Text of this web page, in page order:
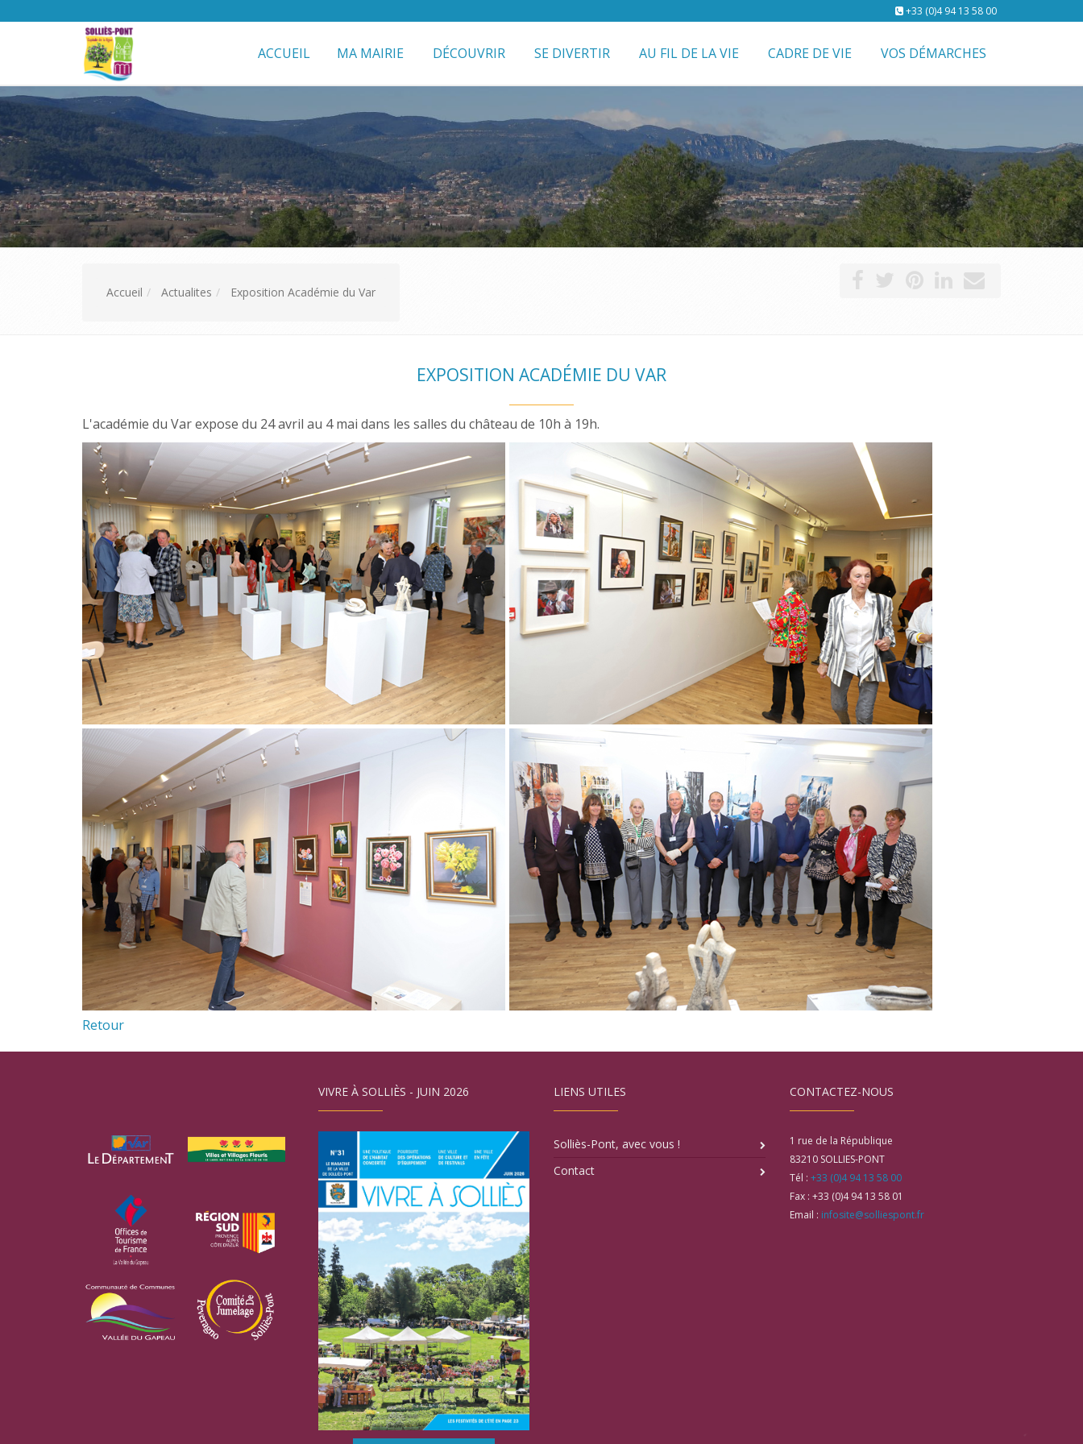
+33 (0)4 94 13 58 00
ACCUEIL MA MAIRIE DÉCOUVRIR SE DIVERTIR AU FIL DE LA VIE CADRE DE VIE VOS DÉMARCHES
Accueil Actualites Exposition Académie du Var
EXPOSITION ACADÉMIE DU VAR
L'académie du Var expose du 24 avril au 4 mai dans les salles du château de 10h à 19h.
Retour
VIVRE À SOLLIÈS - JUIN 2026 LIENS UTILES
Solliès-Pont, avec vous !
Contact
CONTACTEZ-NOUS
1 rue de la République
83210 SOLLIES-PONT
Tél : +33 (0)4 94 13 58 00
Fax : +33 (0)4 94 13 58 01
Email : infosite@solliespont.fr